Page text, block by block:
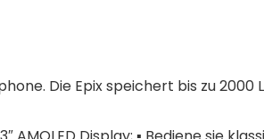
Die Epix speichert bis zu 2000